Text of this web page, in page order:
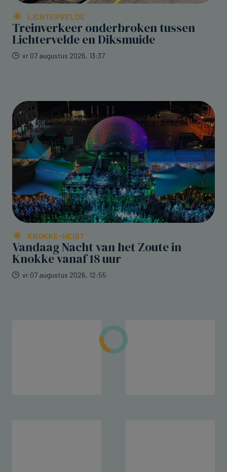
LICHTERVELDE
Treinverkeer onderbroken tussen
Lichtervelde en Diksmuide
vr 07 augustus 2026, 13:37
KNOKKE-HEIST
Vandaag Nacht van het Zoute in
Knokke vanaf 18 uur
vr 07 augustus 2026, 12:55